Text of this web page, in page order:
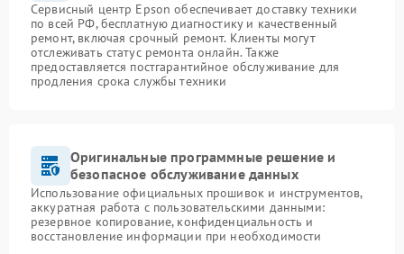
Сервисный центр Epson обеспечивает доставку техники
по всей РФ, бесплатную диагностику и качественный
ремонт, включая срочный ремонт. Клиенты могут
отслеживать статус ремонта онлайн. Также
предоставляется постгарантийное обслуживание для
продления срока службы техники
Оригинальные программные решение и
безопасное обслуживание данных
Использование официальных прошивок и инструментов,
аккуратная работа с пользовательскими данными:
резервное копирование, конфиденциальность и
восстановление информации при необходимости